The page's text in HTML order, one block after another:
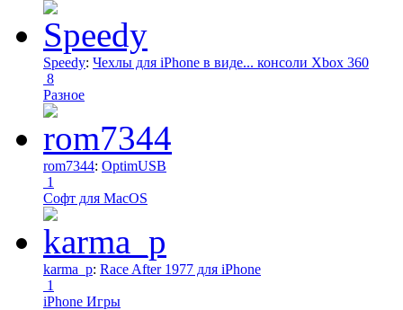
Speedy: Чехлы для iPhone в виде... консоли Xbox 360
8
Разное
rom7344: OptimUSB
1
Софт для MacOS
karma_p: Race After 1977 для iPhone
1
iPhone Игры